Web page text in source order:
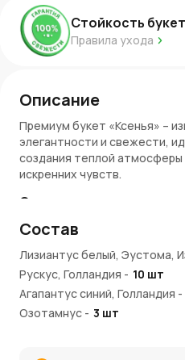
Стойкость
Правила ухода
Описание
Премиум букет «Ксенья» –
элегантности и свежести,
создания теплой
искренних чувств.
Очарование композиции
Этот букет выполнен из
что придает ему
листья добавляют
завершенности, делая её
случая – от праздничного
Состав
Лизиантус белый, Эустома,
Рускус, Голландия - 10 шт
Агапантус синий, Голландия -
Озотамнус - 3 шт